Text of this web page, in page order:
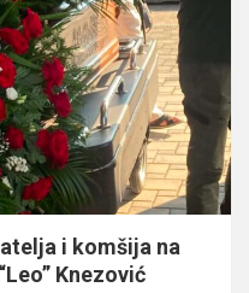
i komšija na
Knezović